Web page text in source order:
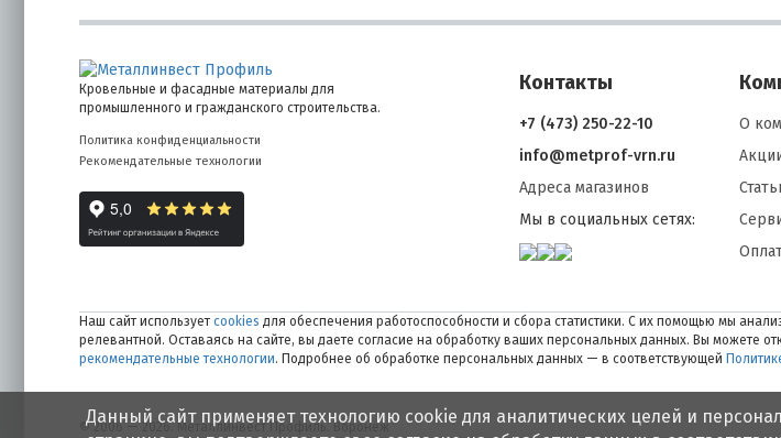
Кровельные и фасадные материалы для
промышленного и гражданского строительства.
Политика конфиденциальности
Рекомендательные технологии
Контакты
+7 (473) 250-22-10
info@metprof-vrn.ru
Адреса магазинов
Мы в социальных сетях:
О
Наш сайт использует cookies для обеспечения работоспособности и сбора статистики. С их помощью мы
релевантной. Оставаясь на сайте, вы даете согласие на обработку ваших персональных данных. Вы можете
рекомендательные технологии. Подробнее об обработке персональных данных — в соответствующей
© 2006 — 2026. Металлинвест Профиль. Воронеж
Данный сайт применяет технологию cookie для аналитических целей и